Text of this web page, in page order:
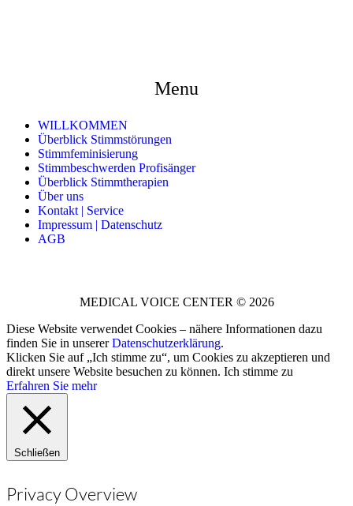
Menu
WILLKOMMEN
Überblick Stimmstörungen
Stimmfeminisierung
Stimmbeschwerden Profisänger
Überblick Stimmtherapien
Über uns
Kontakt | Service
Impressum | Datenschutz
AGB
MEDICAL VOICE CENTER © 2026
Diese Website verwendet Cookies – nähere Informationen dazu
finden Sie in unsererDatenschutzerklärung.
Klicken Sie auf „Ich stimme zu“, um Cookies zu akzeptieren und
direkt unsere Website besuchen zu können. Ich stimme zu
Erfahren Sie mehr
Schließen
Privacy Overview